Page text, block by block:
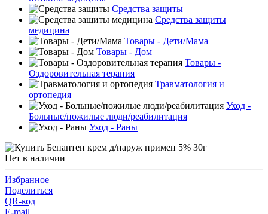
Средства защиты
Средства защиты
медицина
Товары - Дети/Мама
Товары - Дом
Товары -
Оздоровительная терапия
Травматология и
ортопедия
Уход -
Больные/пожилые люди/реабилитация
Уход - Раны
Нет в наличии
Избранное
Поделиться
QR-код
E-mail